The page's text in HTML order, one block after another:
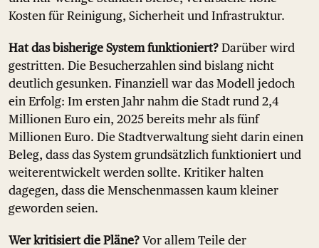
Kosten für Reinigung, Sicherheit und Infrastruktur.
Hat das bisherige System funktioniert? Darüber wird
gestritten. Die Besucherzahlen sind bislang nicht
deutlich gesunken. Finanziell war das Modell jedoch
ein Erfolg: Im ersten Jahr nahm die Stadt rund 2,4
Millionen Euro ein, 2025 bereits mehr als fünf
Millionen Euro. Die Stadtverwaltung sieht darin einen
Beleg, dass das System grundsätzlich funktioniert und
weiterentwickelt werden sollte. Kritiker halten
dagegen, dass die Menschenmassen kaum kleiner
geworden seien.
Wer kritisiert die Pläne? Vor allem Teile der